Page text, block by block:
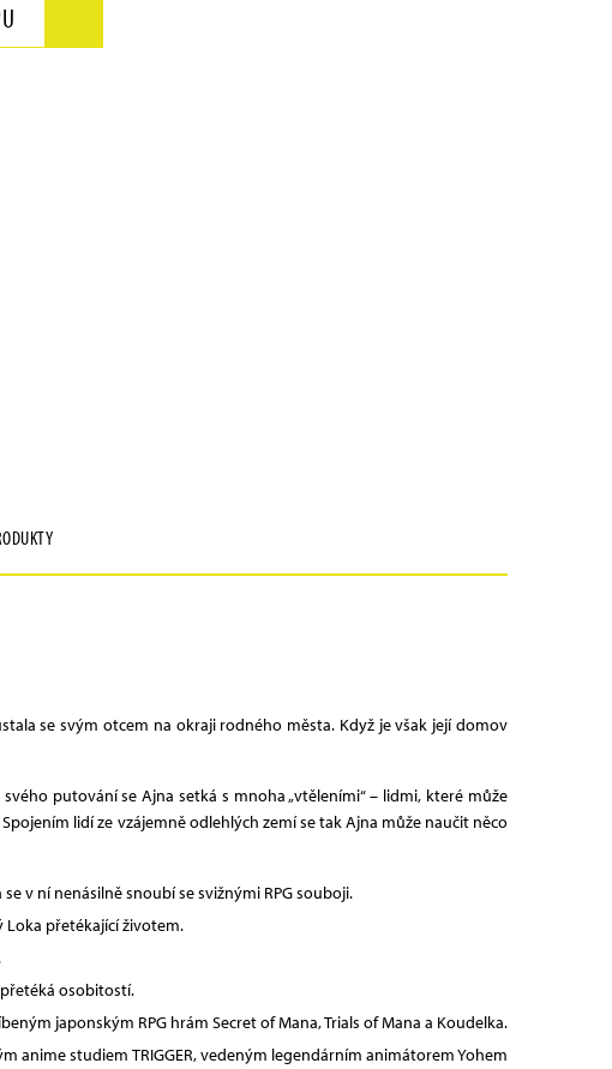
se svým otcem na okraji rodného města. Když je však její domov
putování se Ajna setká s mnoha „vtěleními“ – lidmi, které může
lidí ze vzájemně odlehlých zemí se tak Ajna může naučit něco
v ní nenásilně snoubí se svižnými RPG souboji.
Loka přetékající životem.
osobitostí.
japonským RPG hrám Secret of Mana, Trials of Mana a Koudelka.
studiem TRIGGER, vedeným legendárním animátorem Yohem